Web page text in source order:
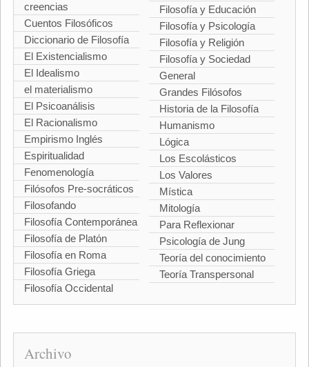
creencias
Cuentos Filosóficos
Diccionario de Filosofía
El Existencialismo
El Idealismo
el materialismo
El Psicoanálisis
El Racionalismo
Empirismo Inglés
Espiritualidad
Fenomenología
Filósofos Pre-socráticos
Filosofando
Filosofía Contemporánea
Filosofía de Platón
Filosofía en Roma
Filosofía Griega
Filosofía Occidental
Filosofía y Educación
Filosofía y Psicología
Filosofía y Religión
Filosofía y Sociedad
General
Grandes Filósofos
Historia de la Filosofía
Humanismo
Lógica
Los Escolásticos
Los Valores
Mística
Mitología
Para Reflexionar
Psicología de Jung
Teoría del conocimiento
Teoría Transpersonal
Archivo